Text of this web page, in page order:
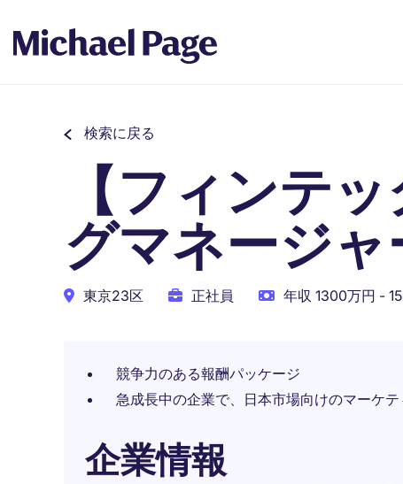
検索に戻る
【フィンテ
グマネージャ
東京23区 正社員 年収 1300万円 -
競争力のある報酬パッケージ
急成長中の企業で、日本市場向けのマーケ
企業情報